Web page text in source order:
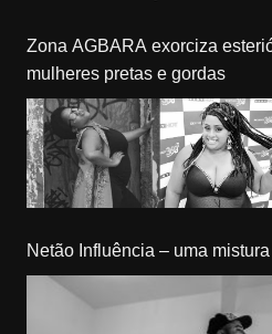
Zona AGBARA exorciza
mulheres pretas e gordas
Netão Influência – uma